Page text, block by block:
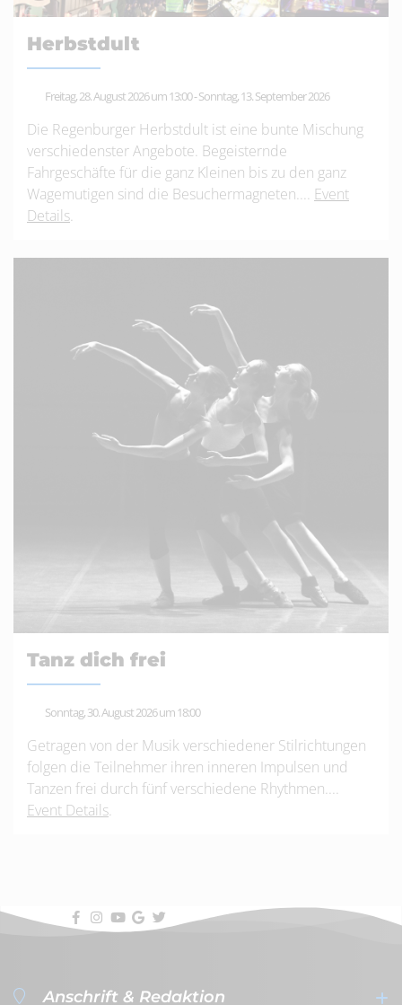
Herbstdult
Freitag, 28. August 2026 um 13:00-Sonntag, 13. September 2026
Die Regenburger Herbstdult ist eine bunte Mischung
verschiedenster Angebote. Begeisternde
Fahrgeschäfte für die ganz Kleinen bis zu den ganz
Wagemutigen sind die Besuchermagneten.... Event
Details.
Tanz dich frei
Sonntag, 30. August 2026 um 18:00
Getragen von der Musik verschiedener Stilrichtungen
folgen die Teilnehmer ihren inneren Impulsen und
Tanzen frei durch fünf verschiedene Rhythmen....
Event Details.
Anschrift & Redaktion